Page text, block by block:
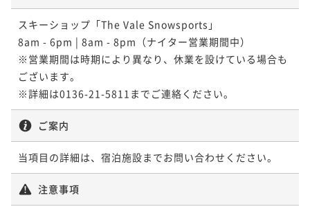
スキーショップ「The Vale Snowsports」
8am - 6pm | 8am - 8pm（ナイター営業期間中）
※営業期間は時期により異なり、休業を設けている場合も
ございます。
※詳細は0136-21-5811までご連絡ください。
ご案内
当項目の詳細は、宿泊施設までお問い合わせください。
注意事項